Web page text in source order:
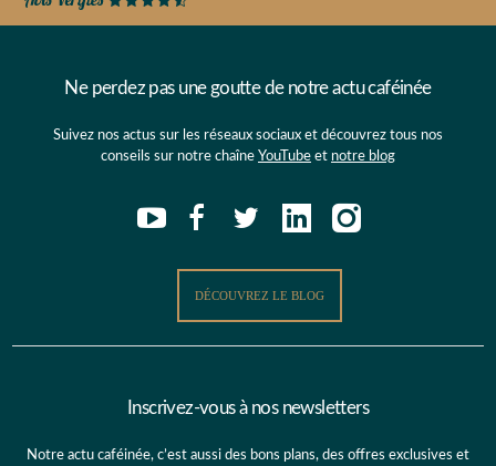
Ne perdez pas une goutte de notre actu caféinée
Suivez nos actus sur les réseaux sociaux et découvrez tous nos
conseils sur notre chaîne YouTube et notre blog
DÉCOUVREZ LE BLOG
Inscrivez-vous à nos newsletters
Notre actu caféinée, c’est aussi des bons plans, des offres exclusives et